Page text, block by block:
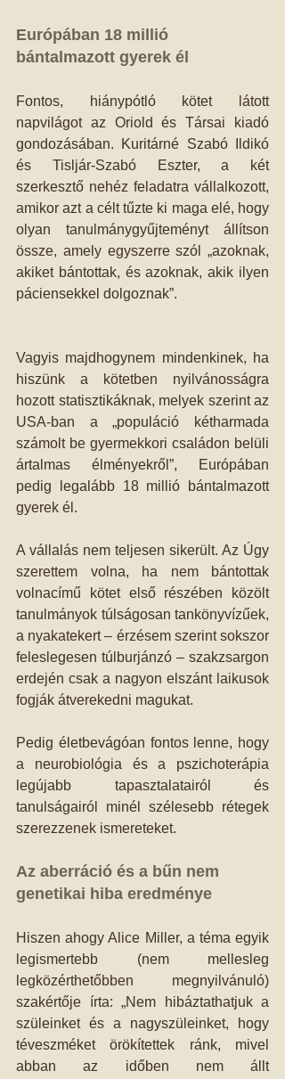
Európában 18 millió
bántalmazott gyerek él
Fontos, hiánypótló kötet látott
napvilágot az Oriold és Társai kiadó
gondozásában. Kuritárné Szabó Ildikó
és Tisljár-Szabó Eszter, a két
szerkesztő nehéz feladatra vállalkozott,
amikor azt a célt tűzte ki maga elé, hogy
olyan tanulmánygyűjteményt állítson
össze, amely egyszerre szól „azoknak,
akiket bántottak, és azoknak, akik ilyen
páciensekkel dolgoznak”.
Vagyis majdhogynem mindenkinek, ha
hiszünk a kötetben nyilvánosságra
hozott statisztikáknak, melyek szerint az
USA-ban a „populáció kétharmada
számolt be gyermekkori családon belüli
ártalmas élményekről”, Európában
pedig legalább 18 millió bántalmazott
gyerek él.
A vállalás nem teljesen sikerült. Az Úgy
szerettem volna, ha nem bántottak
volnacímű kötet első részében közölt
tanulmányok túlságosan tankönyvízűek,
a nyakatekert – érzésem szerint sokszor
feleslegesen túlburjánzó – szakzsargon
erdején csak a nagyon elszánt laikusok
fogják átverekedni magukat.
Pedig életbevágóan fontos lenne, hogy
a neurobiológia és a pszichoterápia
legújabb tapasztalatairól és
tanulságairól minél szélesebb rétegek
szerezzenek ismereteket.
Az aberráció és a bűn nem
genetikai hiba eredménye
Hiszen ahogy Alice Miller, a téma egyik
legismertebb (nem mellesleg
legközérthetőbben megnyilvánuló)
szakértője írta: „Nem hibáztathatjuk a
szüleinket és a nagyszüleinket, hogy
téveszméket örökítettek ránk, mivel
abban az időben nem állt